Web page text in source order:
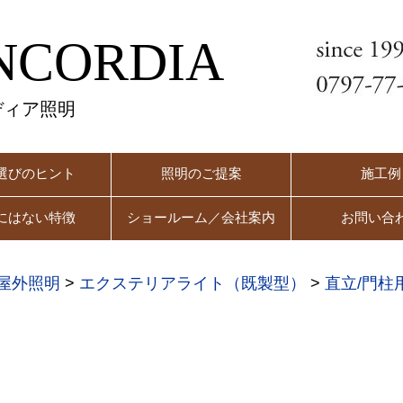
ア照明
びのヒント 照明のご提案 施工例
はない特徴 ショールーム／会社案内 お問い合
外照明 > エクステリアライト（既製型） > 直立/門柱